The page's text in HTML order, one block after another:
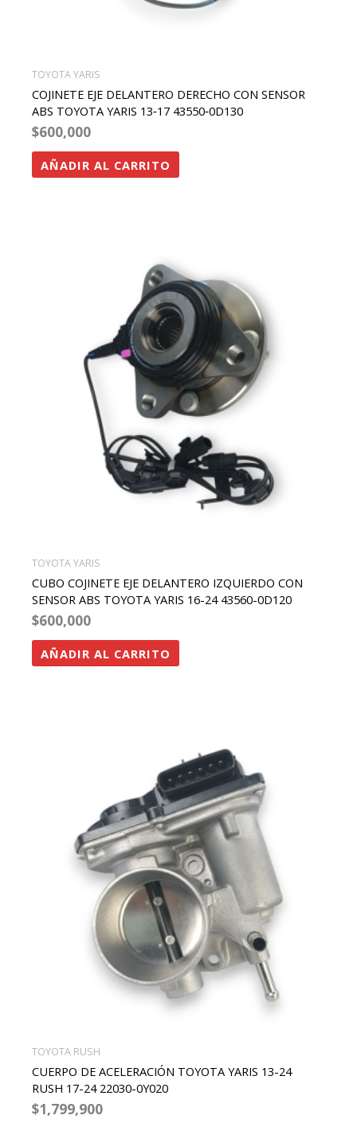
TOYOTA YARIS
COJINETE EJE DELANTERO DERECHO CON SENSOR
ABS TOYOTA YARIS 13‑17 43550‑0D130
$600,000
AÑADIR AL CARRITO
TOYOTA YARIS
CUBO COJINETE EJE DELANTERO IZQUIERDO CON
SENSOR ABS TOYOTA YARIS 16-24 43560-0D120
$600,000
AÑADIR AL CARRITO
TOYOTA RUSH
CUERPO DE ACELERACIÓN TOYOTA YARIS 13-24
RUSH 17-24 22030-0Y020
$1,799,900